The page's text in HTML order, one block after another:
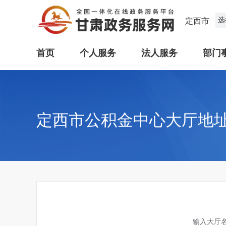
定西市
首页 个人服务 法人服务 部门
定西市公积金中心大厅地
输入大厅